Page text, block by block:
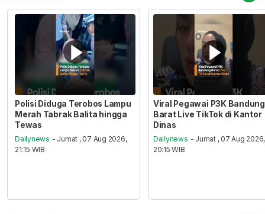
Polisi Diduga Terobos Lampu
Merah Tabrak Balita hingga
Tewas
Dailynews - Jumat , 07 Aug 2026,
21:15 WIB
Viral Pegawai P3K Bandung
Barat Live TikTok di Kantor
Dinas
Dailynews - Jumat , 07 Aug 2026,
20:15 WIB